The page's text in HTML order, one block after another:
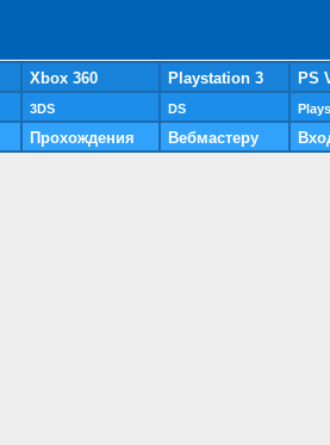
Xbox 360 Playstation 3 PS
3DS DS
Прохождения Вебмастеру